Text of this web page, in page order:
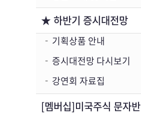
★ 하반기 증시대전망
기획상품 안내
증시대전망 다시보기
강연회 자료집
[멤버십]미국주식 문자반